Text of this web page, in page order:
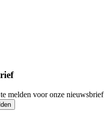
melden voor onze nieuwsbrief